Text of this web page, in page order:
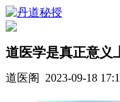
道医学是真正意义
道医阁 2023-09-18